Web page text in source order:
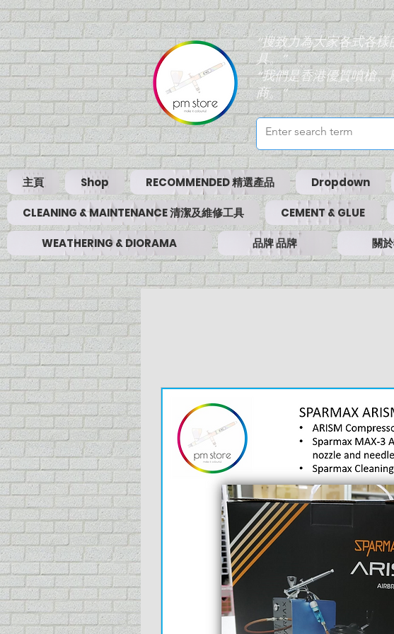
“搜致力為大家各式各
具。”
“我們是香港優質噴槍
商。”
主頁 Shop RECOMMENDED 精選產品 Dropdown
CLEANING & MAINTENANCE 清潔及維修工具 CEMENT & GLUE
WEATHERING & DIORAMA 品牌 品牌 關